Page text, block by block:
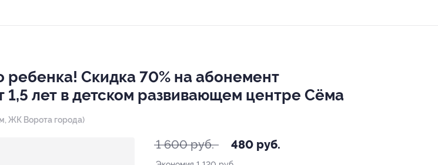
Скидка 70% на абонемент
1,5 лет в детском развивающем центре Сёма
ЖК Ворота города)
1 600 руб. 480 руб.